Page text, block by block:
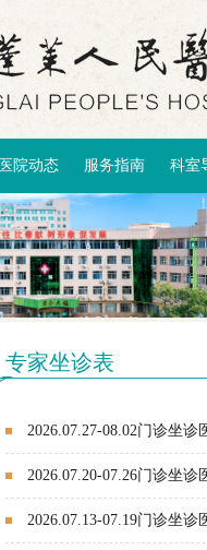
医院动态 服务指南 科室
专家坐诊表
2026.07.27-08.02门诊坐诊
2026.07.20-07.26门诊坐诊
2026.07.13-07.19门诊坐诊